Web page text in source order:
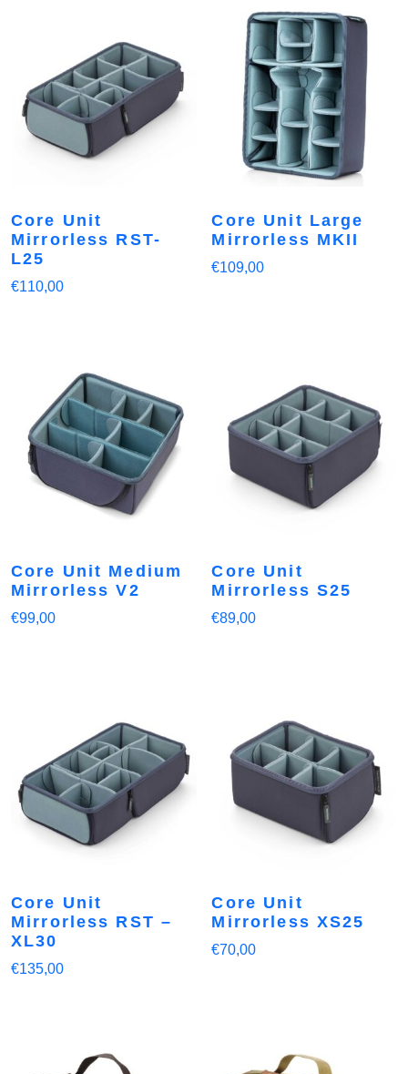
Core Unit
Mirrorless RST-
L25
€110,00
Core Unit Large
Mirrorless MKII
€109,00
Core Unit Medium
Mirrorless V2
€99,00
Core Unit
Mirrorless S25
€89,00
Core Unit
Mirrorless RST –
XL30
€135,00
Core Unit
Mirrorless XS25
€70,00